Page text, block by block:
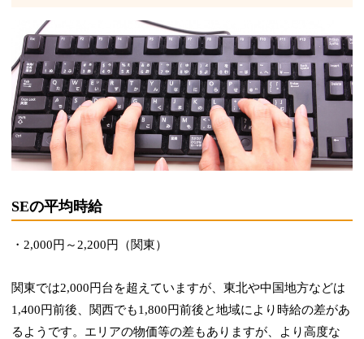
SEの平均時給
・2,000円～2,200円（関東）
関東では2,000円台を超えていますが、東北や中国地方などは
1,400円前後、関西でも1,800円前後と地域により時給の差があ
るようです。エリアの物価等の差もありますが、より高度な